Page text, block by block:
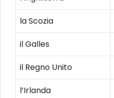
la Scozia
il Galles
il Regno Unito
l’Irlanda